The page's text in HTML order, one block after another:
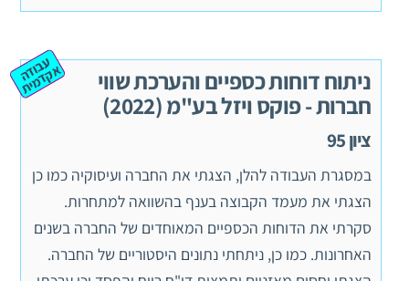
ניתוח דוחות כספיים והערכת שווי
חברות - פוקס ויזל בע"מ (2022)
ציון 95
ע
ב
וד
ה
א
ק
ד
מ
ית
במסגרת העבודה להלן, הצגתי את החברה ועיסוקיה כמו כן
הצגתי את מעמד הקבוצה בענף בהשוואה למתחרות.
סקרתי את הדוחות הכספיים המאוחדים של החברה בשנים
האחרונות. כמו כן, ניתחתי נתונים היסטוריים של החברה.